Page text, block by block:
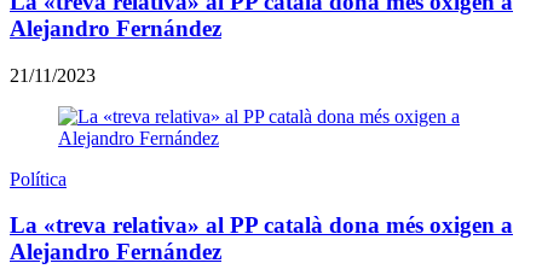
Alejandro Fernández
21/11/2023
Política
La «treva relativa» al PP català dona més oxigen a
Alejandro Fernández